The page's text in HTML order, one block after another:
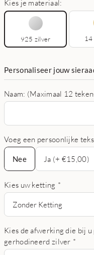
Kies je materiaal:
925 zilver 14
Personaliseer jouw
Naam: (Maximaal 12
Voeg een persoonlijke
Nee
Nee
Ja (+ €15,00)
Kies uw ketting *
Zonder Ketting
Kies de afwerking die bij
gerhodineerd zilver *